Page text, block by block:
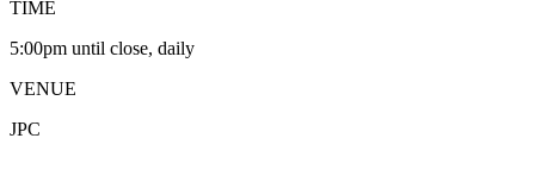
TIME
5:00pm until close, daily
VENUE
JPC